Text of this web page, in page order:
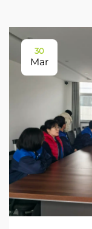
30
Mar